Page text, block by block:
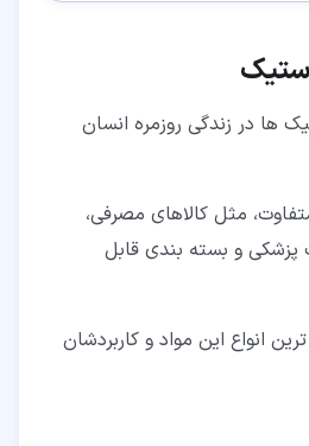
ها در زندگی روزمره انسان
مثل کالاهای مصرفی،
پزشکی و بسته بندی قابل
انواع این مواد و کاربردشان